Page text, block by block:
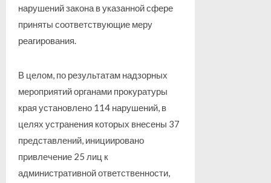
нарушений закона в указанной сфере
приняты соответствующие меру
реагирования.
В целом, по результатам надзорных
мероприятий органами прокуратуры
края установлено 114 нарушений, в
целях устранения которых внесены 37
представлений, инициировано
привлечение 25 лиц к
административной ответственности,